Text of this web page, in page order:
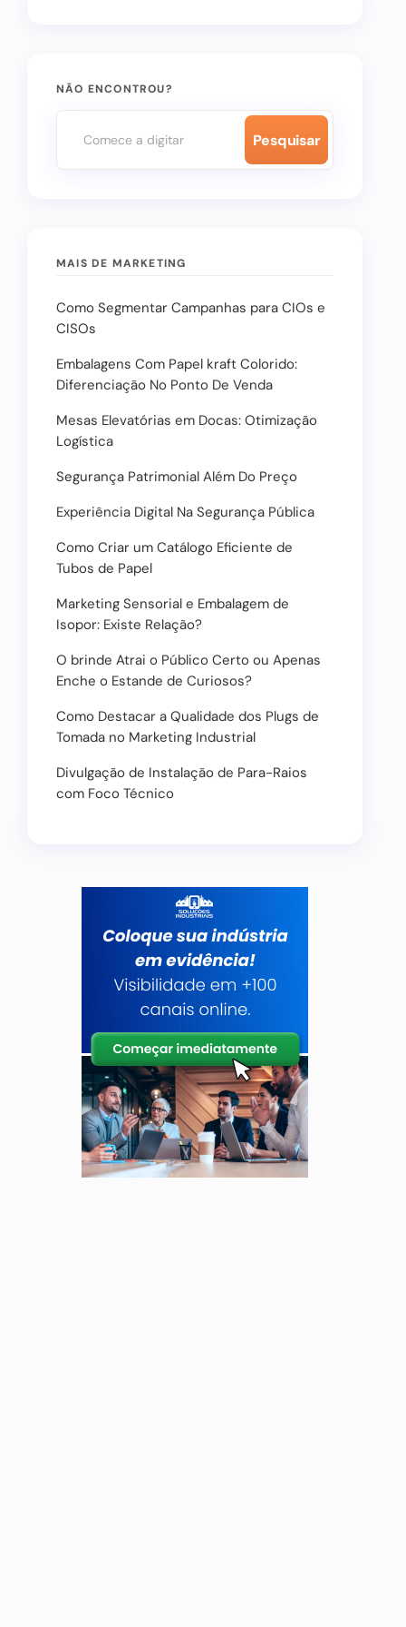
NÃO ENCONTROU?
Pesquisar
MAIS DE MARKETING
Como Segmentar Campanhas para CIOs e
CISOs
Embalagens Com Papel kraft Colorido:
Diferenciação No Ponto De Venda
Mesas Elevatórias em Docas: Otimização
Logística
Segurança Patrimonial Além Do Preço
Experiência Digital Na Segurança Pública
Como Criar um Catálogo Eficiente de
Tubos de Papel
Marketing Sensorial e Embalagem de
Isopor: Existe Relação?
O brinde Atrai o Público Certo ou Apenas
Enche o Estande de Curiosos?
Como Destacar a Qualidade dos Plugs de
Tomada no Marketing Industrial
Divulgação de Instalação de Para-Raios
com Foco Técnico